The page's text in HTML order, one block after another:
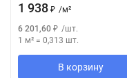
1 938 ₽ /м²
6 201,60 ₽ /шт.
1 м² = 0,313 шт.
В корзину